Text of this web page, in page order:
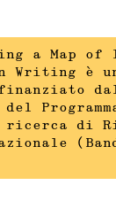
a Map
Writing è
dal
di